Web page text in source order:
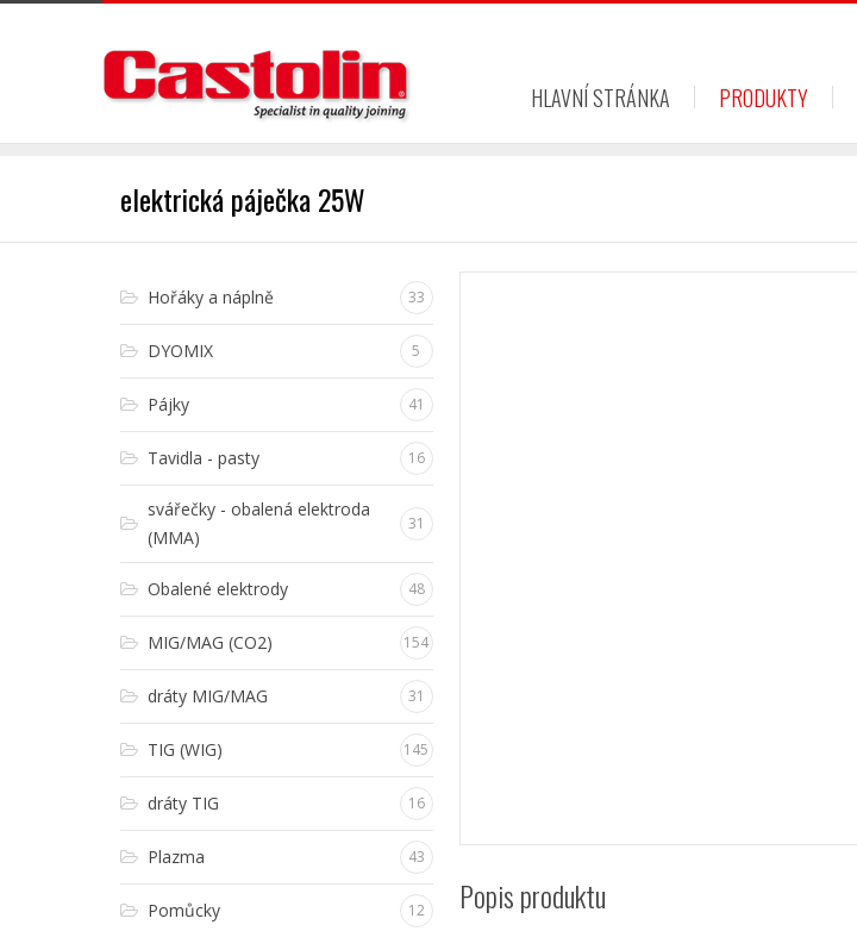
HLAVNÍ STRÁNKA PRODUKTY
elektrická páječka 25W
Hořáky a náplně 33
DYOMIX 5
Pájky 41
Tavidla - pasty 16
svářečky - obalená elektroda
(MMA)
31
Obalené elektrody 48
MIG/MAG (CO2) 154
dráty MIG/MAG 31
TIG (WIG) 145
dráty TIG 16
Plazma 43
Pomůcky 12 Popis produktu